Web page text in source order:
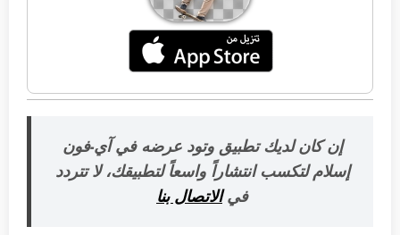
إن كان لديك تطبيق وتود عرضه في آي-فون
إسلام لتكسب انتشاراً واسعاً لتطبيقك، لا تتردد
فيالاتصال بنا